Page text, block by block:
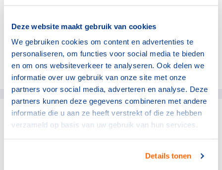
Deze website maakt gebruik van cookies
We gebruiken cookies om content en advertenties te
personaliseren, om functies voor social media te bieden
en om ons websiteverkeer te analyseren. Ook delen we
informatie over uw gebruik van onze site met onze
partners voor social media, adverteren en analyse. Deze
partners kunnen deze gegevens combineren met andere
informatie die u aan ze heeft verstrekt of die ze hebben
verzameld op basis van uw gebruik van hun services.
Details tonen
Deel dit artikel op social media:
gerelateerde artikelen